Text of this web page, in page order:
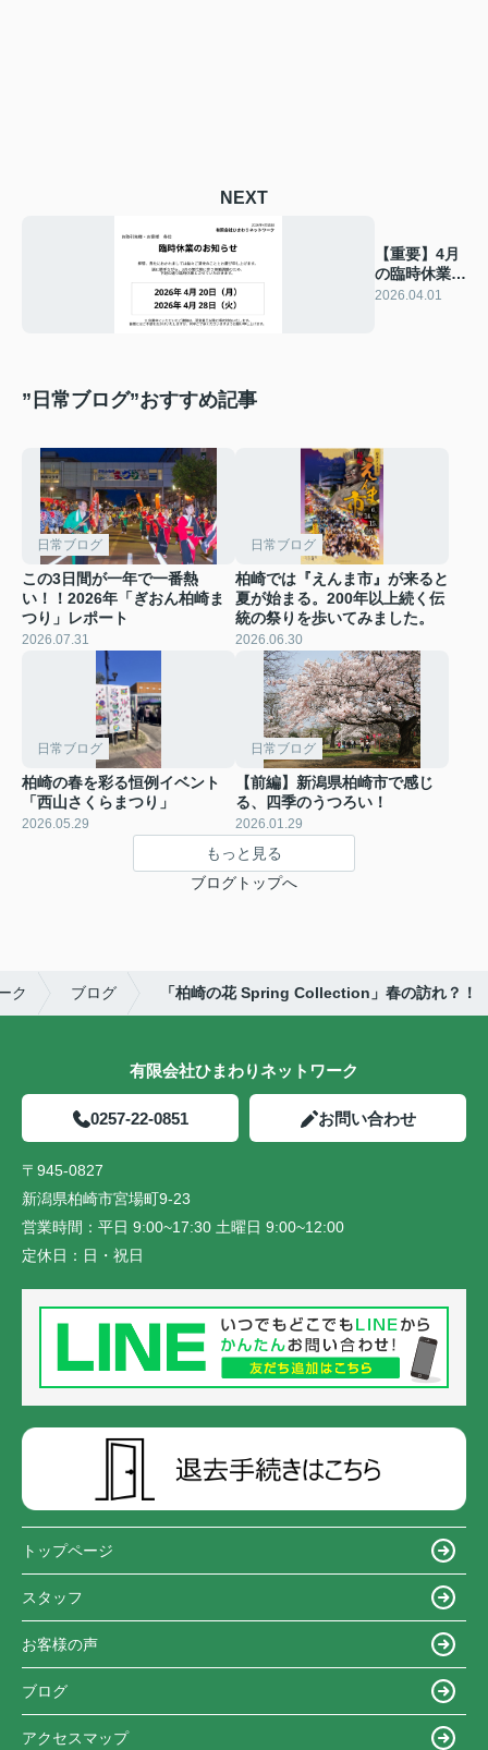
NEXT
【重要】4月
の臨時休業に
関するお知ら
2026.04.01
”日常ブログ”おすすめ記事
日常ブログ
この3日間が一年で一番熱
い！！2026年「ぎおん柏崎ま
つり」レポート
2026.07.31
日常ブログ
柏崎では『えんま市』が来ると
夏が始まる。200年以上続く伝
統の祭りを歩いてみました。
2026.06.30
日常ブログ
柏崎の春を彩る恒例イベント
「西山さくらまつり」
2026.05.29
日常ブログ
【前編】新潟県柏崎市で感じ
る、四季のうつろい！
2026.01.29
もっと見る
ブログトップへ
ク ブログ 「柏崎の花 Spring Collection」春の訪れ？！
有限会社ひまわりネットワーク
0257-22-0851 お問い合わせ
〒945-0827
新潟県柏崎市宮場町9-23
営業時間： 平日 9:00~17:30 土曜日 9:00~12:00
定休日： 日・祝日
トップページ
スタッフ
お客様の声
ブログ
アクセスマップ